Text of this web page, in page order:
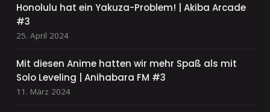
Honolulu hat ein Yakuza-Problem! | Akiba Arcade
#3
25. April 2024
Mit diesen Anime hatten wir mehr Spaß als mit
Solo Leveling | Anihabara FM #3
11. März 2024